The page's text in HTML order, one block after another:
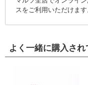
スをご利用いただけます
よく一緒に購入さ